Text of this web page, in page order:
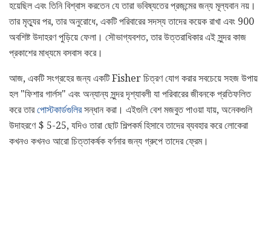
হয়েছিল এবং তিনি বিশ্বাস করতেন যে তারা ভবিষ্যতের প্রজন্মের জন্য মূল্যবান নয়।
তার মৃত্যুর পর, তার অনুরোধে, একটি পরিবারের সদস্য তাদের কয়েক রাখা এবং 900
অবশিষ্ট উদাহরণ পুড়িয়ে ফেলা। সৌভাগ্যবশত, তার উত্তরাধিকার এই সুন্দর কাজ
প্রকাশের মাধ্যমে বসবাস করে।
আজ, একটি সংগ্রহের জন্য একটি Fisher চিত্রণ যোগ করার সবচেয়ে সহজ উপায়
হল "ফিশার গার্লস" এবং অন্যান্য সুন্দর দৃশ্যাবলী যা পরিবারের জীবনকে প্রতিফলিত
করে তারপোস্টকার্ডগুলিরসন্ধান করা। এইগুলি বেশ মজবুত পাওয়া যায়, অনেকগুলি
উদাহরণে $ 5-25, যদিও তারা ছোট শিল্পকর্ম হিসাবে তাদের ব্যবহার করে লোকেরা
কখনও কখনও আরো চিত্তাকর্ষক বর্ণনার জন্য গ্রুপে তাদের ফ্রেম।